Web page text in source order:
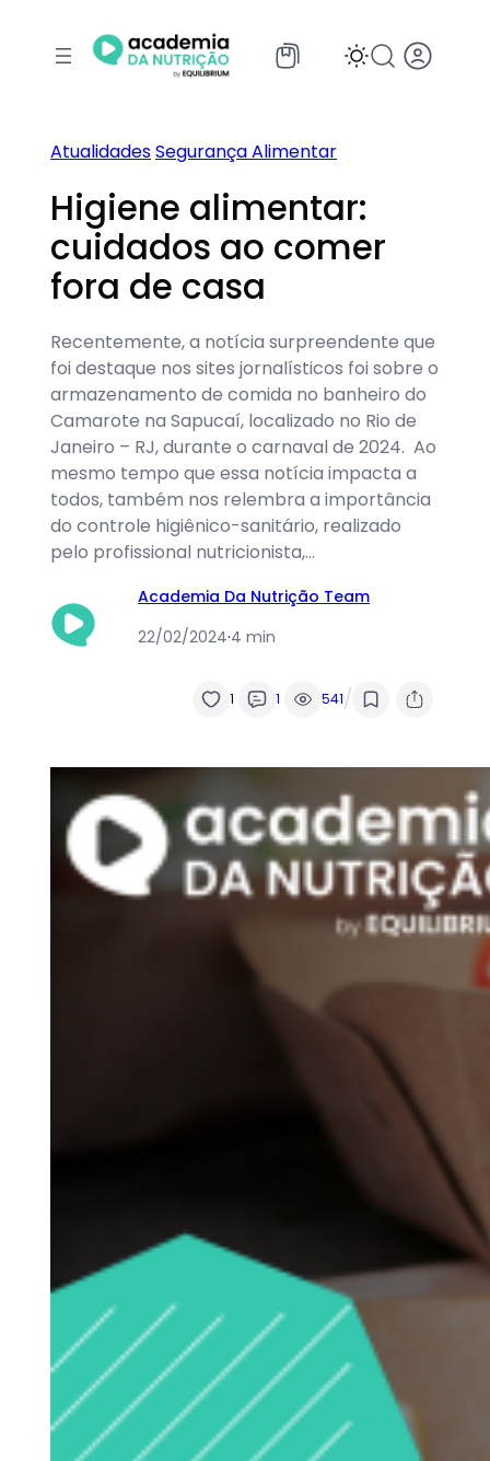
AtualidadesSegurança Alimentar
Higiene alimentar:
cuidados ao comer
fora de casa
Recentemente, a notícia surpreendente que
foi destaque nos sites jornalísticos foi sobre o
armazenamento de comida no banheiro do
Camarote na Sapucaí, localizado no Rio de
Janeiro – RJ, durante o carnaval de 2024. Ao
mesmo tempo que essa notícia impacta a
todos, também nos relembra a importância
do controle higiênico-sanitário, realizado
pelo profissional nutricionista,…
Academia Da Nutrição Team
22/02/2024·4 min
1 1 541/